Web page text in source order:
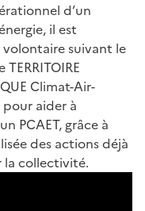
d’un
il est
suivant le
Climat-Air-
aider à
PCAET, grâce à
des actions déjà
la collectivité.